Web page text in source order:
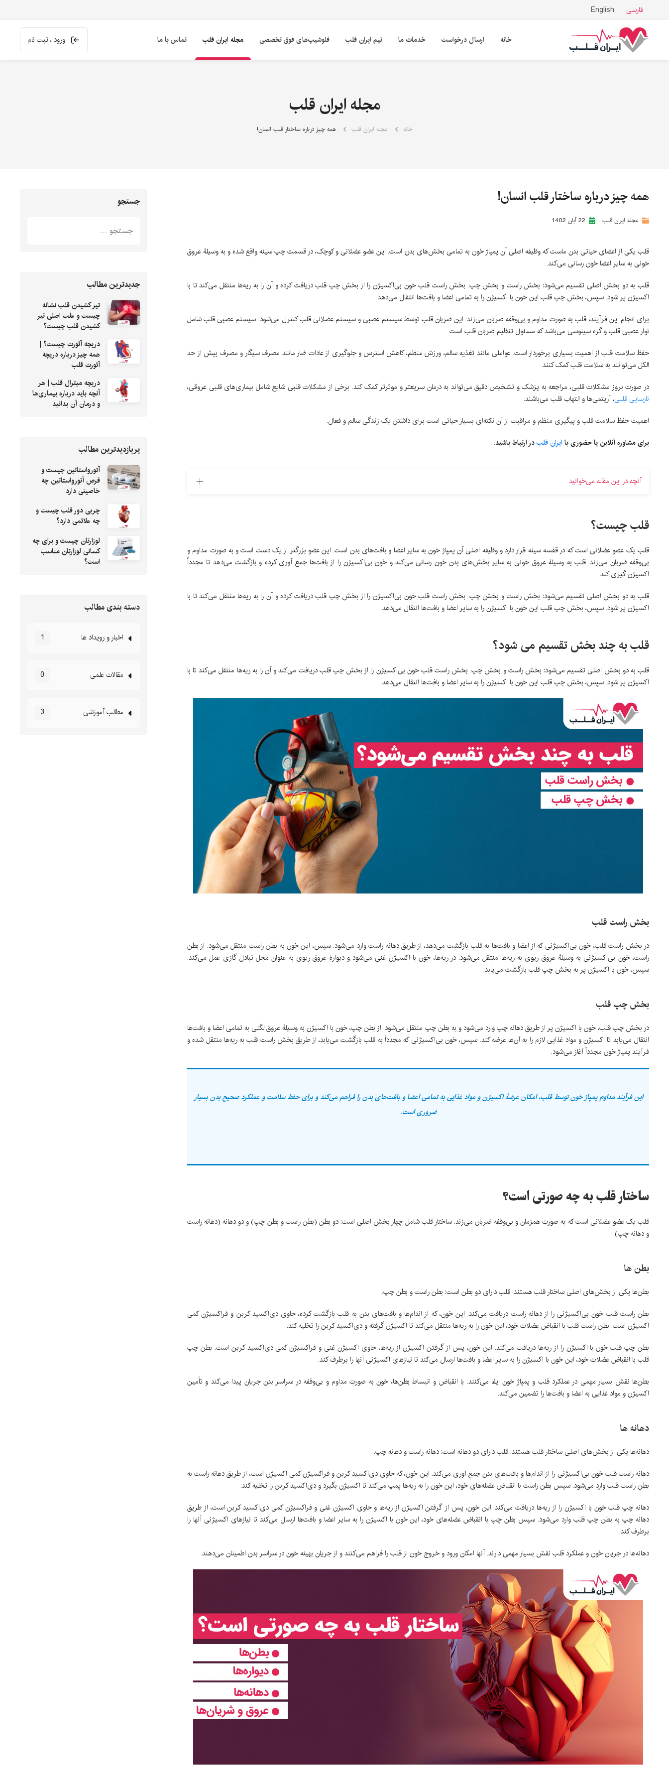
فارسی English
خانه ارسال درخواست خدمات ما تیم ایران قلب فلوشیپ‌های فوق تخصصی مجله ایران قلب تماس با ما ورود ، ثبت نام
مجله ایران قلب
خانه مجله ایران قلب همه چیز درباره ساختار قلب انسان!
همه چیز درباره ساختار قلب انسان!
مجله ایران قلب 22 آبان 1402
قلب یکی از اعضای حیاتی بدن ماست که وظیفه اصلی آن پمپاژ خون به تمامی بخش‌های بدن است. این عضو عضلانی و کوچک، در قسمت چپ سینه واقع شده و به وسیلهٔ عروق
خونی به سایر اعضا خون رسانی می‌کند.
قلب به دو بخش اصلی تقسیم می‌شود: بخش راست و بخش چپ. بخش راست قلب خون بی‌اکسیژن را از بخش چپ قلب دریافت کرده و آن را به ریه‌ها منتقل می‌کند تا با
اکسیژن پر شود. سپس، بخش چپ قلب این خون با اکسیژن را به تمامی اعضا و بافت‌ها انتقال می‌دهد.
برای انجام این فرآیند، قلب به صورت مداوم و بی‌وقفه ضربان می‌زند. این ضربان قلب توسط سیستم عصبی و سیستم عضلانی قلب کنترل می‌شود. سیستم عصبی قلب شامل
نوار عصبی قلب و گره سینوسی می‌باشد که مسئول تنظیم ضربان قلب است.
حفظ سلامت قلب از اهمیت بسیاری برخوردار است. عواملی مانند تغذیه سالم، ورزش منظم، کاهش استرس و جلوگیری از عادات ضار مانند مصرف سیگار و مصرف بیش از حد
الکل می‌توانند به سلامت قلب کمک کنند.
در صورت بروز مشکلات قلبی، مراجعه به پزشک و تشخیص دقیق می‌تواند به درمان سریعتر و موثرتر کمک کند. برخی از مشکلات قلبی شایع شامل بیماری‌های قلبی عروقی،
نارسایی قلبی، آریتمی‌ها و التهاب قلب می‌باشند.
اهمیت حفظ سلامت قلب و پیگیری منظم و مراقبت از آن نکته‌ای بسیار حیاتی است برای داشتن یک زندگی سالم و فعال.
برای مشاوره آنلاین یا حضوری با ایران قلبدر ارتباط باشید.
آنچه در این مقاله می‌خوانید
قلب چیست؟
قلب یک عضو عضلانی است که در قفسه سینه قرار دارد و وظیفه اصلی آن پمپاژ خون به سایر اعضا و بافت‌های بدن است. این عضو بزرگتر از یک دست است و به صورت مداوم و
بی‌وقفه ضربان می‌زند. قلب به وسیلهٔ عروق خونی به سایر بخش‌های بدن خون رسانی می‌کند و خون بی‌اکسیژن را از بافت‌ها جمع آوری کرده و بازگشت می‌دهد تا مجدداً
اکسیژن گیری کند.
قلب به دو بخش اصلی تقسیم می‌شود: بخش راست و بخش چپ. بخش راست قلب خون بی‌اکسیژن را از بخش چپ قلب دریافت کرده و آن را به ریه‌ها منتقل می‌کند تا با
اکسیژن پر شود. سپس، بخش چپ قلب این خون با اکسیژن را به سایر اعضا و بافت‌ها انتقال می‌دهد.
قلب به چند بخش تقسیم می شود؟
قلب به دو بخش اصلی تقسیم می‌شود: بخش راست و بخش چپ. بخش راست قلب خون بی‌اکسیژن را از بخش چپ قلب دریافت می‌کند و آن را به ریه‌ها منتقل می‌کند تا با
اکسیژن پر شود. سپس، بخش چپ قلب این خون با اکسیژن را به سایر اعضا و بافت‌ها انتقال می‌دهد.
بخش راست قلب
در بخش راست قلب، خون بی‌اکسیژنی که از اعضا و بافت‌ها به قلب بازگشت می‌دهد، از طریق دهانه راست وارد می‌شود. سپس، این خون به بطن راست منتقل می‌شود. از بطن
راست، خون بی‌اکسیژنی به وسیلهٔ عروق ریوی به ریه‌ها منتقل می‌شود. در ریه‌ها، خون با اکسیژن غنی می‌شود و دیوارهٔ عروق ریوی به عنوان محل تبادل گازی عمل می‌کند.
سپس، خون با اکسیژن پر به بخش چپ قلب بازگشت می‌یابد.
بخش چپ قلب
در بخش چپ قلب، خون با اکسیژن پر از طریق دهانه چپ وارد می‌شود و به بطن چپ منتقل می‌شود. از بطن چپ، خون با اکسیژن به وسیلهٔ عروق لگنی به تمامی اعضا و بافت‌ها
انتقال می‌یابد تا اکسیژن و مواد غذایی لازم را به آن‌ها عرضه کند. سپس، خون بی‌اکسیژنی که مجدداً به قلب بازگشت می‌یابد، از طریق بخش راست قلب به ریه‌ها منتقل شده و
فرآیند پمپاژ خون مجدداً آغاز می‌شود.
این فرآیند مداوم پمپاژ خون توسط قلب، امکان عرضهٔ اکسیژن و مواد غذایی به تمامی اعضا و بافت‌های بدن را فراهم می‌کند و برای حفظ سلامت و عملکرد صحیح بدن بسیار
ضروری است.
ساختار قلب به چه صورتی است؟
قلب یک عضو عضلانی است که به صورت همزمان و بی‌وقفه ضربان می‌زند. ساختار قلب شامل چهار بخش اصلی است: دو بطن (بطن راست و بطن چپ) و دو دهانه (دهانه راست
و دهانه چپ).
بطن ها
بطن‌ها یکی از بخش‌های اصلی ساختار قلب هستند. قلب دارای دو بطن است: بطن راست و بطن چپ.
بطن راست قلب خون بی‌اکسیژنی را از دهانه راست دریافت می‌کند. این خون، که از اندام‌ها و بافت‌های بدن به قلب بازگشت کرده، حاوی دی‌اکسید کربن و فراکسیژن کمی
اکسیژن است. بطن راست قلب با انقباض عضلات خود، این خون را به ریه‌ها منتقل می‌کند تا اکسیژن گرفته و دی‌اکسید کربن را تخلیه کند.
بطن چپ قلب خون با اکسیژن را از ریه‌ها دریافت می‌کند. این خون، پس از گرفتن اکسیژن از ریه‌ها، حاوی اکسیژن غنی و فراکسیژن کمی دی‌اکسید کربن است. بطن چپ
قلب با انقباض عضلات خود، این خون با اکسیژن را به سایر اعضا و بافت‌ها ارسال می‌کند تا نیازهای اکسیژنی آنها را برطرف کند.
بطن‌ها نقش بسیار مهمی در عملکرد قلب و پمپاژ خون ایفا می‌کنند. با انقباض و انبساط بطن‌ها، خون به صورت مداوم و بی‌وقفه در سراسر بدن جریان پیدا می‌کند و تأمین
اکسیژن و مواد غذایی به اعضا و بافت‌ها را تضمین می‌کند.
دهانه ها
دهانه‌ها یکی از بخش‌های اصلی ساختار قلب هستند. قلب دارای دو دهانه است: دهانه راست و دهانه چپ.
دهانه راست قلب خون بی‌اکسیژنی را از اندام‌ها و بافت‌های بدن جمع آوری می‌کند. این خون، که حاوی دی‌اکسید کربن و فراکسیژن کمی اکسیژن است، از طریق دهانه راست به
بطن راست قلب وارد می‌شود. سپس بطن راست با انقباض عضله‌های خود، این خون را به ریه‌ها پمپ می‌کند تا اکسیژن بگیرد و دی‌اکسید کربن را تخلیه کند.
دهانه چپ قلب خون با اکسیژن را از ریه‌ها دریافت می‌کند. این خون، پس از گرفتن اکسیژن از ریه‌ها و حاوی اکسیژن غنی و فراکسیژن کمی دی‌اکسید کربن است، از طریق
دهانه چپ به بطن چپ قلب وارد می‌شود. سپس بطن چپ با انقباض عضله‌های خود، این خون با اکسیژن را به سایر اعضا و بافت‌ها ارسال می‌کند تا نیازهای اکسیژنی آنها را
برطرف کند.
دهانه‌ها در جریان خون و عملکرد قلب نقش بسیار مهمی دارند. آنها امکان ورود و خروج خون از قلب را فراهم می‌کنند و از جریان بهینه خون در سراسر بدن اطمینان می‌دهند.
جستجو
جدیدترین مطالب
تیر کشیدن قلب نشانه
چیست و علت اصلی تیر
کشیدن قلب چیست؟
دریچه آئورت چیست؟ |
همه چیز درباره دریچه
آئورت قلب
دریچه میترال قلب | هر
آنچه باید درباره بیماری‌ها
و درمان آن بدانید
پربازدیدترین مطالب
آتورواستاتین چیست و
قرص آتورواستاتین چه
خاصیتی دارد
چربی دور قلب چیست و
چه علائمی دارد؟
لوزارتان چیست و برای چه
کسانی لوزارتان مناسب
است؟
دسته بندی مطالب
اخبار و رویداد ها 1
مقالات علمی 0
مطالب آموزشی 3